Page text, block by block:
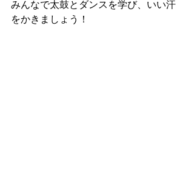
みんなで太鼓とダンスを学び、いい汗
をかきましょう！